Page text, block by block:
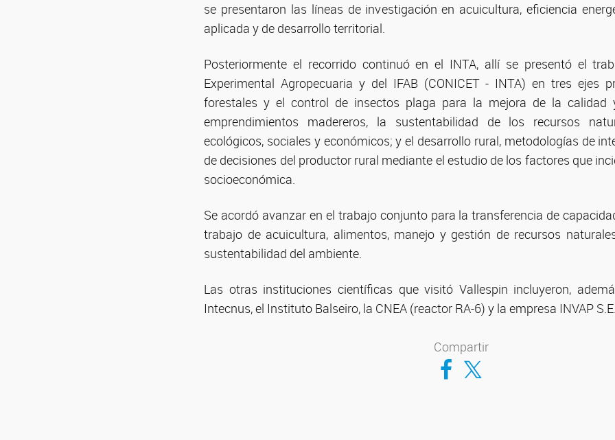
se presentaron las líneas de investigación en acuicultura, eficiencia
aplicada y de desarrollo territorial.
Posteriormente el recorrido continuó en el INTA, allí se presentó el
Experimental Agropecuaria y del IFAB (CONICET - INTA) en tres ejes
forestales y el control de insectos plaga para la mejora de la calidad
emprendimientos madereros, la sustentabilidad de los recursos
ecológicos, sociales y económicos; y el desarrollo rural, metodologías de
de decisiones del productor rural mediante el estudio de los factores que
socioeconómica.
Se acordó avanzar en el trabajo conjunto para la transferencia de
trabajo de acuicultura, alimentos, manejo y gestión de recursos
sustentabilidad del ambiente.
Las otras instituciones científicas que visitó Vallespin incluyeron,
Intecnus, el Instituto Balseiro, la CNEA (reactor RA-6) y la empresa INVAP
Compartir
Compartir en Facebook
Compartir en Twitter